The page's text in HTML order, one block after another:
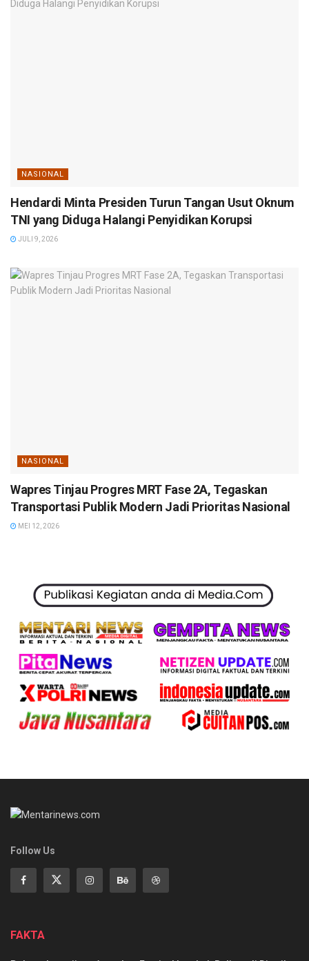
NASIONAL
Hendardi Minta Presiden Turun Tangan Usut Oknum
TNI yang Diduga Halangi Penyidikan Korupsi
JULI 9, 2026
NASIONAL
Wapres Tinjau Progres MRT Fase 2A, Tegaskan
Transportasi Publik Modern Jadi Prioritas Nasional
MEI 12, 2026
Follow Us
FAKTA